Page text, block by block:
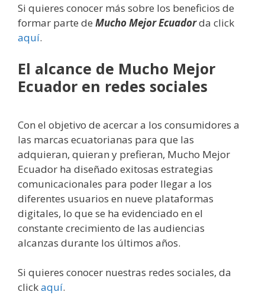
Si quieres conocer más sobre los beneficios de
formar parte de Mucho Mejor Ecuadorda click
aquí.
El alcance de Mucho Mejor
Ecuador en redes sociales
Con el objetivo de acercar a los consumidores a
las marcas ecuatorianas para que las
adquieran, quieran y prefieran, Mucho Mejor
Ecuador ha diseñado exitosas estrategias
comunicacionales para poder llegar a los
diferentes usuarios en nueve plataformas
digitales, lo que se ha evidenciado en el
constante crecimiento de las audiencias
alcanzas durante los últimos años.
Si quieres conocer nuestras redes sociales, da
clickaquí.